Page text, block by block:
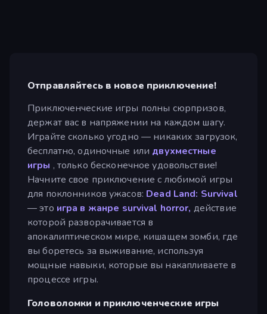
Отправляйтесь в новое приключение!
Приключенческие игры полны сюрпризов,
держат вас в напряжении на каждом шагу.
Играйте сколько угодно — никаких загрузок,
бесплатно, одиночные или двухместные
игры , только бесконечное удовольствие!
Начните свое приключение с любимой игры
для поклонников ужасов: Dead Land: Survival
— это игра в жанре survival horror, действие
которой разворачивается в
апокалиптическом мире, кишащем зомби, где
вы боретесь за выживание, используя
мощные навыки, которые вы накапливаете в
процессе игры.
Головоломки и приключенческие игры